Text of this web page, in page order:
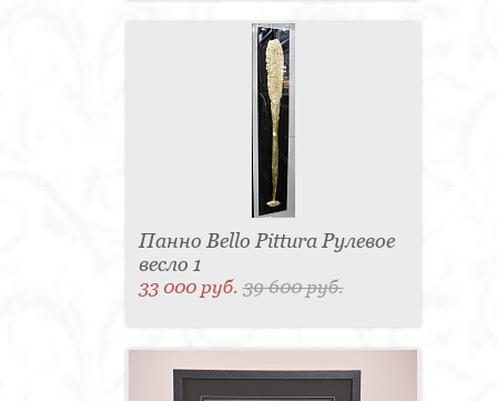
Панно Bello Pittura Рулевое
весло 1
33 000 руб.39 600 руб.